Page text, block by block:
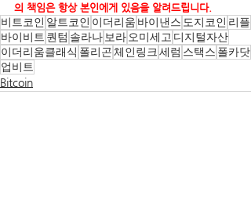
의 책임은 항상 본인에게 있음을 알려드립니다.
비트코인 알트코인 이더리움 바이낸스 도지코인 리플
바이비트 퀀텀 솔라나보라오미세고 디지털자산
이더리움클래식 폴리곤체인링크세럼 스택스 폴카닷
업비트
Bitcoin